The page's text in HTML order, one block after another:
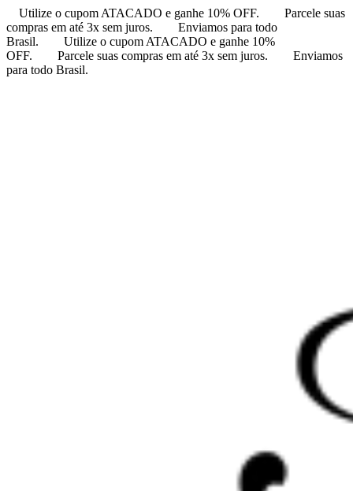
Utilize o cupom ATACADO e ganhe 10% OFF.
Parcele suas
compras em até 3x sem juros.
Enviamos para todo
Brasil.
Utilize o cupom ATACADO e ganhe 10%
OFF.
Parcele suas compras em até 3x sem juros.
Enviamos
para todo Brasil.